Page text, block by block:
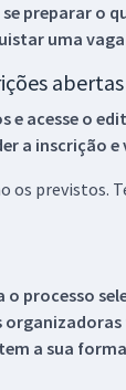
preparar o
uma
abertas
e acesse o
a inscrição
previstos.
processo
a sua